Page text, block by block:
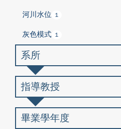
河川水位 1
灰色模式 1
系所
指導教授
畢業學年度